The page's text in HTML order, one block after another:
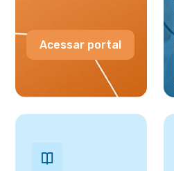
Acessar portal